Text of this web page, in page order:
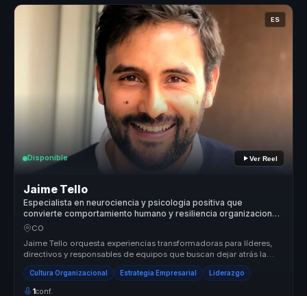
ES
Disponible Ver Reel
Jaime Tello
Especialista en neurociencia y psicologia positiva que
convierte comportamiento humano y resiliencia organizacional
en claridad para directivos y equipos.
CO
Jaime Tello orquesta experiencias transformadoras para líderes,
directivos y responsables de equipos que buscan dejar atrás la
desalineac...
Cultura Organizacional Estrategia Empresarial Liderazgo
1conf.